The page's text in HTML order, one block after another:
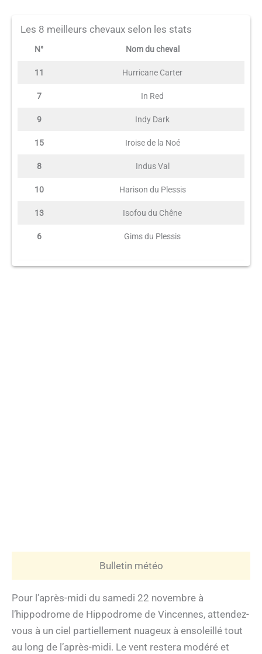
Les 8 meilleurs chevaux selon les stats
N° Nom du cheval
11 Hurricane Carter
7 In Red
9 Indy Dark
15 Iroise de la Noé
8 Indus Val
10 Harison du Plessis
13 Isofou du Chêne
6 Gims du Plessis
Bulletin météo
Pour l’après-midi du samedi 22 novembre à
l’hippodrome de Hippodrome de Vincennes, attendez-
vous à un ciel partiellement nuageux à ensoleillé tout
au long de l’après-midi. Le vent restera modéré et